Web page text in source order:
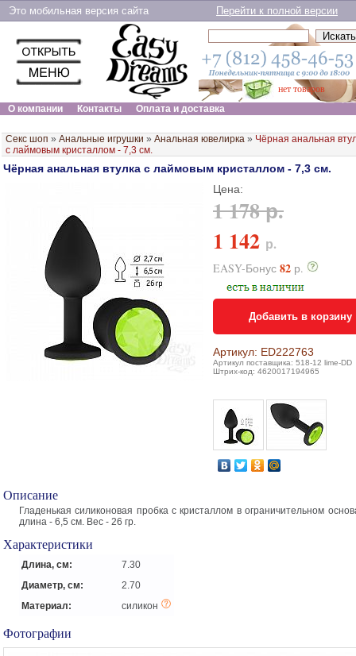
Это мобильная версия сайта Перейти к полной версии
нет товаров
О компании
Контакты Оплата и доставка
Секс шоп » Анальные игрушки » Анальная ювелирка » Чёрная анальная
с лаймовым кристаллом - 7,3 см.
Чёрная анальная втулка с лаймовым кристаллом - 7,3 см.
Цена:
1 178 р.
1 142 р.
EASY-Бонус 82 р.
Добавить в корзину
Артикул: ED222763
Артикул поставщика: 518-12 lime-DD
Штрих-код: 4620017194965
Описание
Гладенькая силиконовая пробка с кристаллом в ограничительном
длина - 6,5 см. Вес - 26 гр.
Характеристики
Длина, см:
7.30
Диаметр, см:
2.70
Материал:
силикон
Фотографии